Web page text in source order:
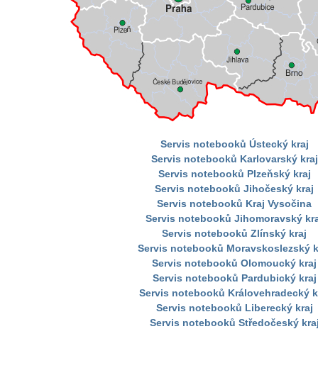
Servis notebooků Ústecký kraj
Servis notebooků Karlovarský kraj
Servis notebooků Plzeňský kraj
Servis notebooků Jihočeský kraj
Servis notebooků Kraj Vysočina
Servis notebooků Jihomoravský
Servis notebooků Zlínský kraj
Servis notebooků Moravskoslezský
Servis notebooků Olomoucký kraj
Servis notebooků Pardubický kraj
Servis notebooků Královehradecký
Servis notebooků Liberecký kraj
Servis notebooků Středočeský